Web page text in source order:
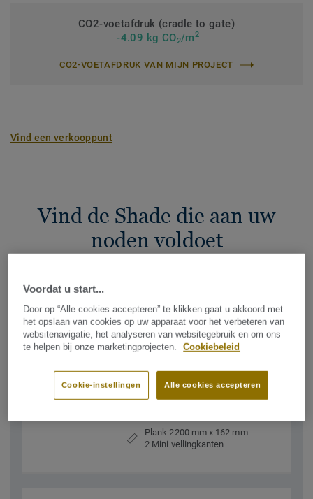
CO2-voetafdruk (cradle to gate)
-4.09 kg CO2/m2
CO2-VOETAFDRUK VAN MIJN PROJECT
Vind een verkooppunt
Vind de Shade die aan uw
noden voldoet
AS LINEN WHITE PLANK
Shade
Ref. 7967908
Plank 2200 mm x 162 mm
2 Mini vellingkanten
Voordat u start...
Door op “Alle cookies accepteren” te klikken gaat u akkoord met
het opslaan van cookies op uw apparaat voor het verbeteren van
websitenavigatie, het analyseren van websitegebruik en om ons
te helpen bij onze marketingprojecten.
Cookiebeleid
Alle cookies accepteren
Cookie-instellingen